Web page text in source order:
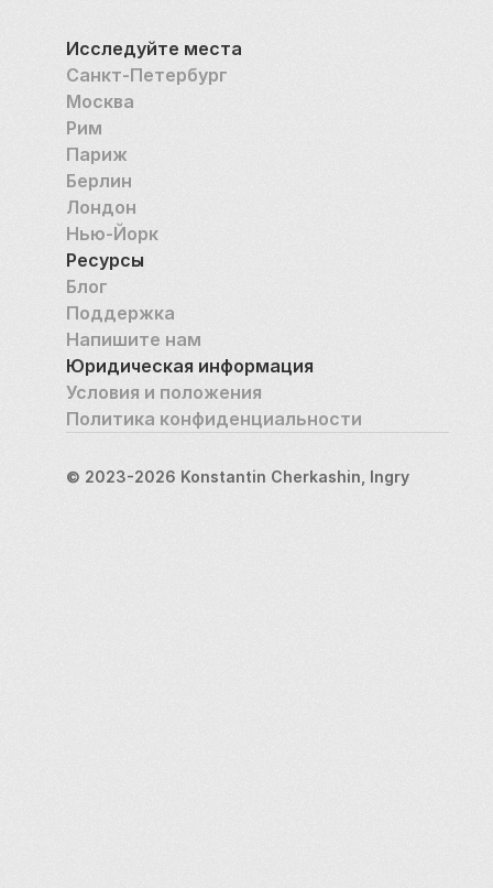
Исследуйте места
Санкт-Петербург
Москва
Рим
Париж
Берлин
Лондон
Нью-Йорк
Ресурсы
Блог
Поддержка
Напишите нам
Юридическая информация
Условия и положения
Политика конфиденциальности
© 2023-2026 Konstantin Cherkashin, Ingry